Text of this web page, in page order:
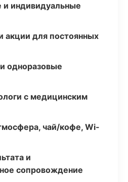
индивидуальные
акции для постоянных
одноразовые
с медицинским
чай/кофе, Wi-
и
сопровождение